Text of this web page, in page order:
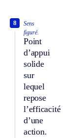
Sens
figuré.
Point
d’appui
solide
sur
lequel
repose
l’efficacité
d’une
action.
8